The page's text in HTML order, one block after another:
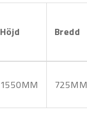
Höjd Bredd
1550MM 725MM